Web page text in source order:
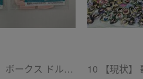
06 【未開封】 ボークス ドルフィードリーム ドール衣装 DD用ボディタイツ セミホワイトカラー 初音ミク 2点 A /ドール